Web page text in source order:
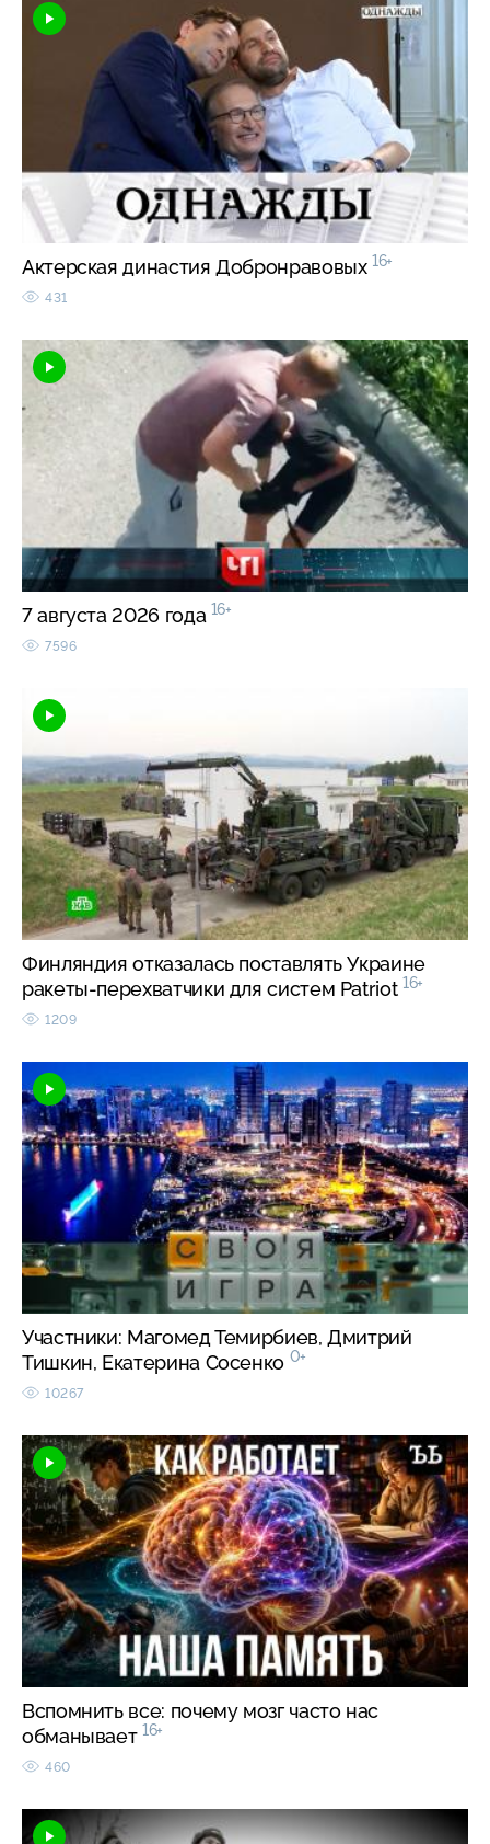
Актерская династия Добронравовых 16+
431
7 августа 2026 года 16+
7596
Финляндия отказалась поставлять Украине
ракеты-перехватчики для систем Patriot 16+
1209
Участники: Магомед Темирбиев, Дмитрий
Тишкин, Екатерина Сосенко 0+
10267
Вспомнить все: почему мозг часто нас
обманывает 16+
460